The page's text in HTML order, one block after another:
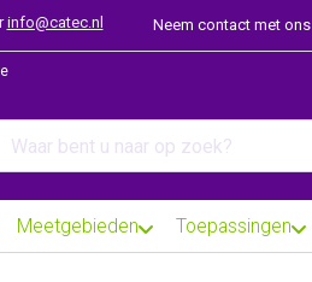
info@catec.nl Neem contact met
Meetgebieden Toepassingen